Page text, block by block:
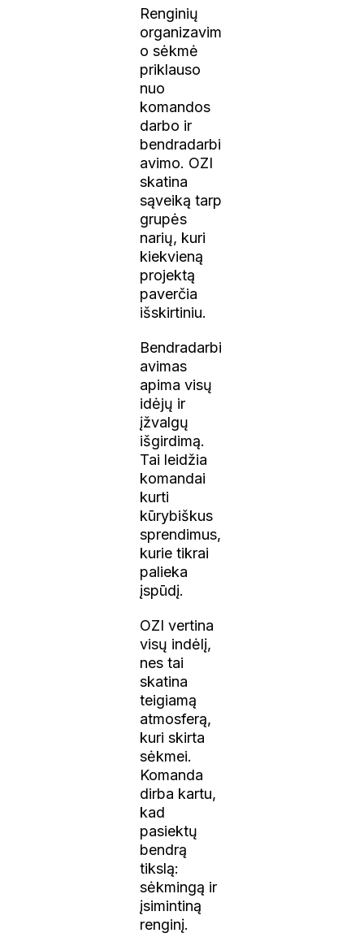
Renginių
organizavim
o sėkmė
priklauso
nuo
komandos
darbo ir
bendradarbi
avimo. OZI
skatina
sąveiką tarp
grupės
narių, kuri
kiekvieną
projektą
paverčia
išskirtiniu.
Bendradarbi
avimas
apima visų
idėjų ir
įžvalgų
išgirdimą.
Tai leidžia
komandai
kurti
kūrybiškus
sprendimus,
kurie tikrai
palieka
įspūdį.
OZI vertina
visų indėlį,
nes tai
skatina
teigiamą
atmosferą,
kuri skirta
sėkmei.
Komanda
dirba kartu,
kad
pasiektų
bendrą
tikslą:
sėkmingą ir
įsimintiną
renginį.